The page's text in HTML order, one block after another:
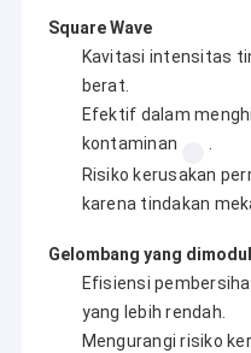
Square Wave
Kavitasi intensitas
berat.
Efektif dalam
kontaminan
.
Risiko kerusakan
karena tindakan
Gelombang yang
Efisiensi
yang lebih rendah.
Mengurangi risiko